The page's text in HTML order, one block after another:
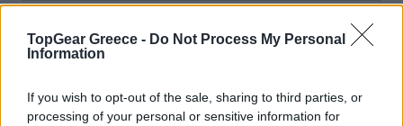
TopGear Greece - Do Not Process My Personal
Information
If you wish to opt-out of the sale, sharing to third parties, or
processing of your personal or sensitive information for